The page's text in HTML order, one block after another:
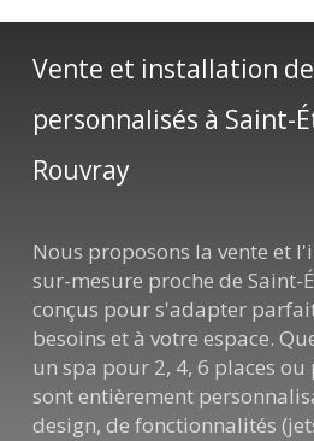
Vente et installation
personnalisés à Saint-
Rouvray
Nous proposons la vente et
sur-mesure proche de Saint-
conçus pour s'adapter
besoins et à votre espace.
un spa pour 2, 4, 6 places
sont entièrement
design, de fonctionnalités